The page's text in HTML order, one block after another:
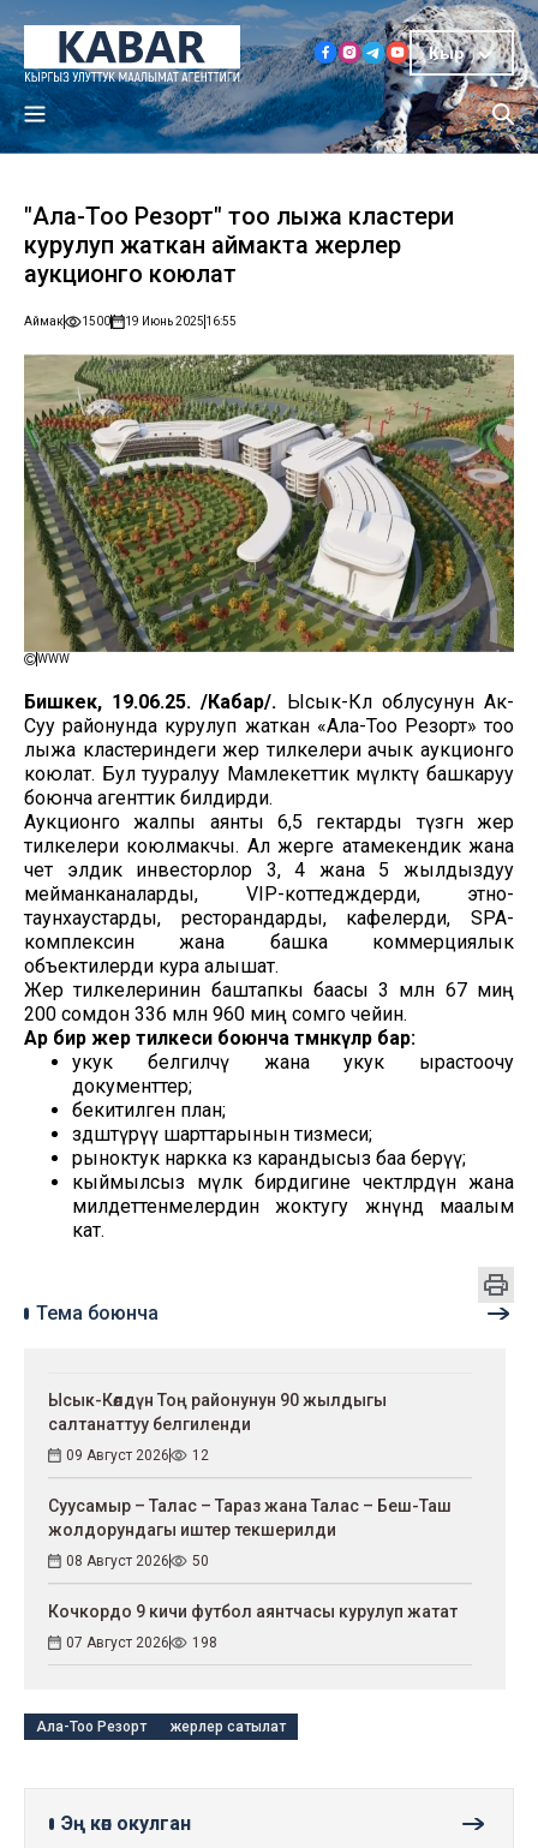
Кыр
"Ала-Тоо Резорт" тоо лыжа кластери
курулуп жаткан аймакта жерлер
аукционго коюлат
Аймак 1500 19 Июнь 2025 16:55
WWW
Бишкек, 19.06.25. /Кабар/. Ысык-Көл облусунун Ак-
Суу районунда курулуп жаткан «Ала-Тоо Резорт» тоо
лыжа кластериндеги жер тилкелери ачык аукционго
коюлат. Бул тууралуу Мамлекеттик мүлктү башкаруу
боюнча агенттик билдирди.
Аукционго жалпы аянты 6,5 гектарды түзгөн жер
тилкелери коюлмакчы. Ал жерге атамекендик жана
чет элдик инвесторлор 3, 4 жана 5 жылдыздуу
мейманканаларды, VIP-коттедждерди, этно-
таунхаустарды, ресторандарды, кафелерди, SPA-
комплексин жана башка коммерциялык
объектилерди кура алышат.
Жер тилкелеринин баштапкы баасы 3 млн 67 миң
200 сомдон 336 млн 960 миң сомго чейин.
Ар бир жер тилкеси боюнча төмөнкүлөр бар:
укук белгилөөчү жана укук ырастоочу
документтер;
бекитилген план;
өздөштүрүү шарттарынын тизмеси;
рыноктук наркка көз карандысыз баа берүү;
кыймылсыз мүлк бирдигине чектөөлөрдүн жана
милдеттенмелердин жоктугу жөнүндө маалым
кат.
Тема боюнча
Ысык-Көлдүн Тоң районунун 90 жылдыгы
салтанаттуу белгиленди
09 Август 2026 12
Суусамыр – Талас – Тараз жана Талас – Беш-Таш
жолдорундагы иштер текшерилди
08 Август 2026 50
Кочкордо 9 кичи футбол аянтчасы курулуп жатат
07 Август 2026 198
Ала-Тоо Резорт жерлер сатылат
Эң көп окулган